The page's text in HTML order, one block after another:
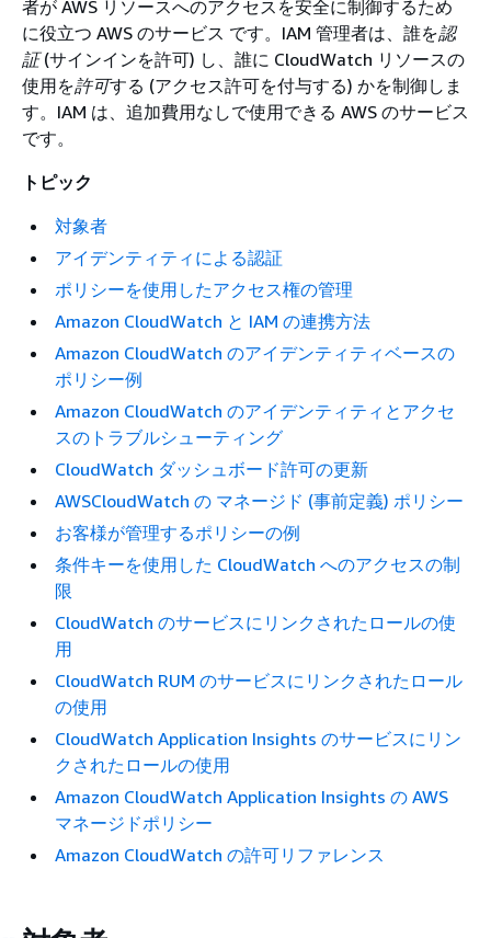
者が AWS リソースへのアクセスを安全に制御するため
に役立つ AWS のサービス です。IAM 管理者は、誰を認
証(サインインを許可) し、誰に CloudWatch リソースの
使用を許可する (アクセス許可を付与する) かを制御しま
す。IAM は、追加費用なしで使用できる AWS のサービス
です。
トピック
対象者
アイデンティティによる認証
ポリシーを使用したアクセス権の管理
Amazon CloudWatch と IAM の連携方法
Amazon CloudWatch のアイデンティティベースの
ポリシー例
Amazon CloudWatch のアイデンティティとアクセ
スのトラブルシューティング
CloudWatch ダッシュボード許可の更新
AWSCloudWatch の マネージド (事前定義) ポリシー
お客様が管理するポリシーの例
条件キーを使用した CloudWatch へのアクセスの制
限
CloudWatch のサービスにリンクされたロールの使
用
CloudWatch RUM のサービスにリンクされたロール
の使用
CloudWatch Application Insights のサービスにリン
クされたロールの使用
Amazon CloudWatch Application Insights の AWS
マネージドポリシー
Amazon CloudWatch の許可リファレンス